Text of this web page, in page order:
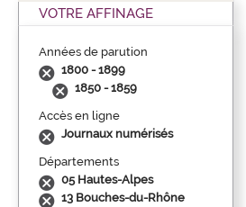
VOTRE AFFINAGE
Années de parution
1800 - 1899
1850 - 1859
Accès en ligne
Journaux numérisés
Départements
05 Hautes-Alpes
13 Bouches-du-Rhône